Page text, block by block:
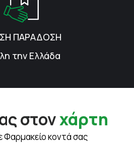
ΠΑΡΑΔΟΣΗ
την Ελλάδα
στονχάρτη
Φαρμακείο κοντά σας